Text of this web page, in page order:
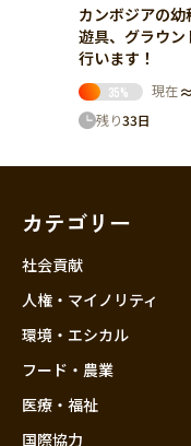
カンボジアの幼
遊具、グラウン
行います！
35% 現在
残り33日
カテゴリー
社会貢献
人権・マイノリティ
環境・エシカル
フード・農業
医療・福祉
国際協力